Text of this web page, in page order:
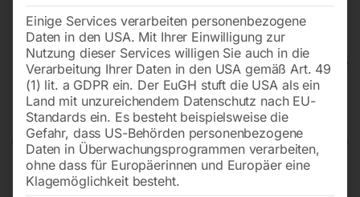
Bodenventilator BV 501-3
Mit drei Geschwindigkeiten
Einige Services verarbeiten personenbezogene
Daten in den USA. Mit Ihrer Einwilligung zur
Nutzung dieser Services willigen Sie auch in die
Verarbeitung Ihrer Daten in den USA gemäß Art. 49
(1) lit. a GDPR ein. Der EuGH stuft die USA als ein
Land mit unzureichendem Datenschutz nach EU-
Standards ein. Es besteht beispielsweise die
Gefahr, dass US-Behörden personenbezogene
Daten in Überwachungsprogrammen verarbeiten,
ohne dass für Europäerinnen und Europäer eine
Klagemöglichkeit besteht.